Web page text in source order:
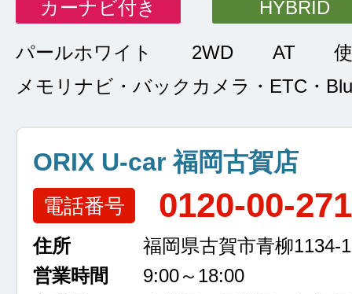
カーナビ付き HYBRID
パールホワイト 2WD AT
メモリナビ・バックカメラ・ETC・
ORIX U-car 福岡古賀店
電話番号 0120-00-
住所
福岡県古賀市青柳1134-1
営業時間
9:00～18:00